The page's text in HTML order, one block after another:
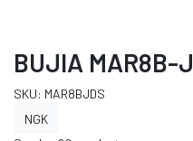
BUJIA MAR8B-
SKU: MAR8BJDS
NGK